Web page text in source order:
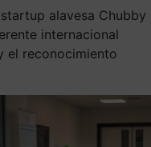
alavesa Chubby
internacional
el reconocimiento